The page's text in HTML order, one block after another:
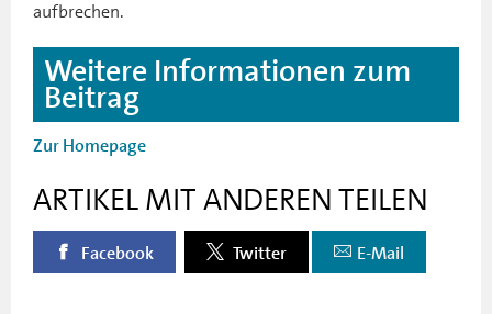
aufbrechen.
Weitere Informationen zum
Beitrag
Zur Homepage
ARTIKEL MIT ANDEREN TEILEN
Facebook Twitter E-Mail